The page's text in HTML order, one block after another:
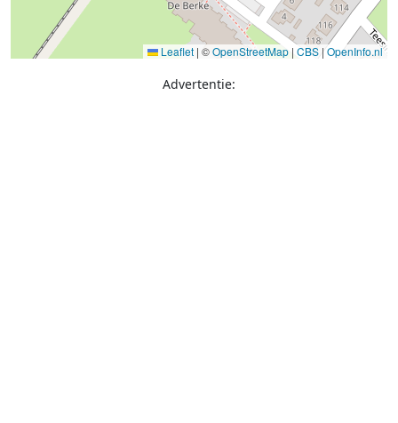
Leaflet | ©OpenStreetMap | CBS | OpenInfo.nl
Advertentie: